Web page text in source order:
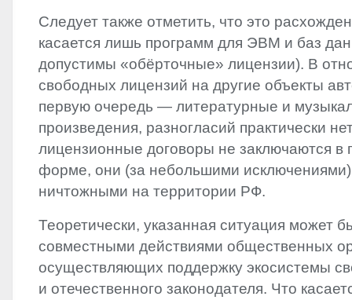
Следует также отметить, что это
касается лишь программ для ЭВМ и баз
допустимы «обёрточные» лицензии). В
свободных лицензий на другие объекты
первую очередь — литературные и
произведения, разногласий практически
лицензионные договоры не заключаются в
форме, они (за небольшими исключениями)
ничтожными на территории РФ.
Теоретически, указанная ситуация может
совместными действиями общественных
осуществляющих поддержку экосистемы
и отечественного законодателя. Что